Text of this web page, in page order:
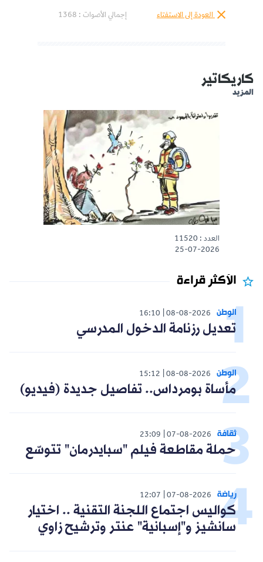
العودة إلى الاستفتاء إجمالي الأصوات : 1368
كاريكاتير
المزيد
العدد : 11520
25-07-2026
الأكثر قراءة
الوطن 08-08-2026
16:10
تعديل رزنامة الدخول المدرسي
الوطن 08-08-2026
15:12
مأساة بومرداس.. تفاصيل جديدة (فيديو)
ثقافة 07-08-2026
23:09
حملة مقاطعة فيلم "سبايدرمان" تتوسّع
رياضة 07-08-2026
12:07
كواليس اجتماع اللجنة التقنية .. اختيار
سانشيز و"إسبانية" عنتر وترشيح زاوي